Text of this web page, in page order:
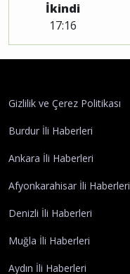
İkindi
17:16
Gizlilik ve Çerez Politikası
Burdur İli Haberleri
Ankara İli Haberleri
Afyonkarahisar İli Haberleri
Denizli İli Haberleri
Muğla İli Haberleri
Aydın İli Haberleri